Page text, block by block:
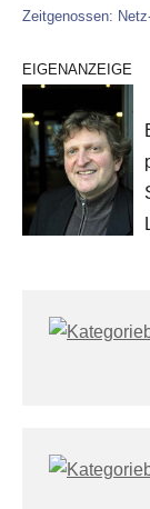
Zeitgenossen:
EIGENANZEIGE